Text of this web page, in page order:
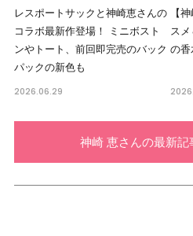
レスポートサックと神崎恵さんの
コラボ最新作登場！ ミニボスト
ンやトート、前回即完売のバック
パックの新色も
2026.06.29
【
ス
の香
神崎 恵さんの最新記